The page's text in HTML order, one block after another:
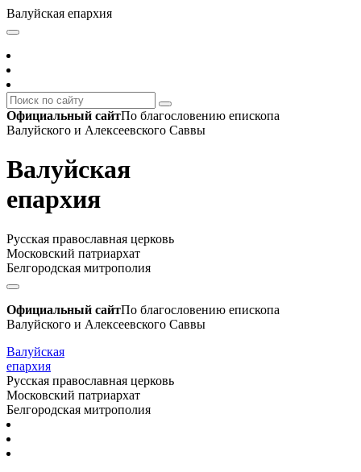
Валуйская епархия
Официальный сайтПо благословению епископа
Валуйского и Алексеевского Саввы
Валуйская
епархия
Русская православная церковь
Московский патриархат
Белгородская митрополия
Официальный сайтПо благословению епископа
Валуйского и Алексеевского Саввы
Валуйская
епархия
Русская православная церковь
Московский патриархат
Белгородская митрополия